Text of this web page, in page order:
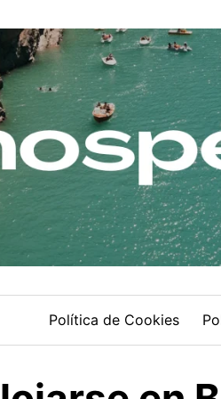
Política de Cookies